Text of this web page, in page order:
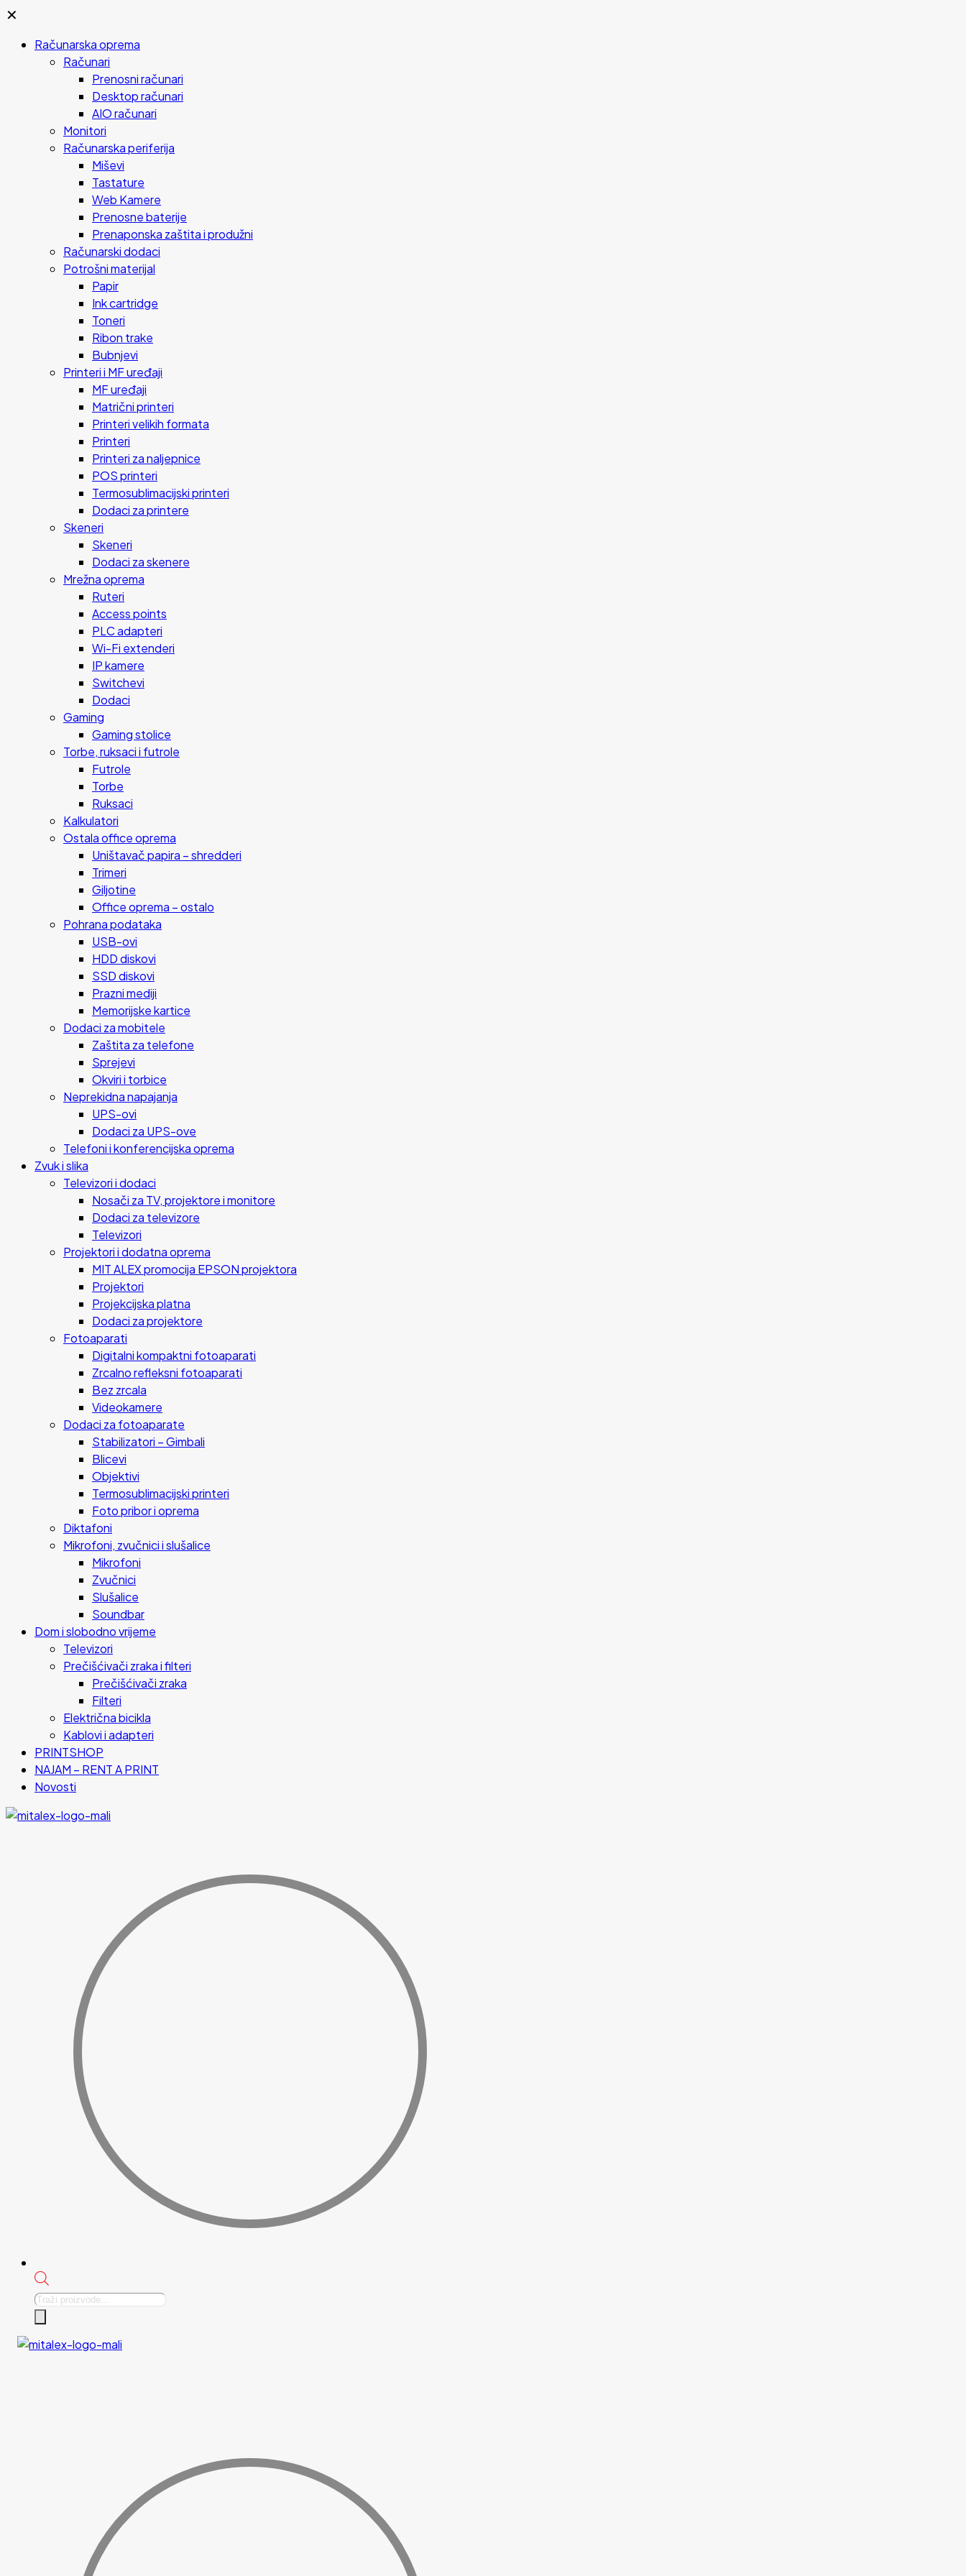
✕
Računarska oprema
Računari
Prenosni računari
Desktop računari
AIO računari
Monitori
Računarska periferija
Miševi
Tastature
Web Kamere
Prenosne baterije
Prenaponska zaštita i produžni
Računarski dodaci
Potrošni materijal
Papir
Ink cartridge
Toneri
Ribon trake
Bubnjevi
Printeri i MF uređaji
MF uređaji
Matrični printeri
Printeri velikih formata
Printeri
Printeri za naljepnice
POS printeri
Termosublimacijski printeri
Dodaci za printere
Skeneri
Skeneri
Dodaci za skenere
Mrežna oprema
Ruteri
Access points
PLC adapteri
Wi-Fi extenderi
IP kamere
Switchevi
Dodaci
Gaming
Gaming stolice
Torbe, ruksaci i futrole
Futrole
Torbe
Ruksaci
Kalkulatori
Ostala office oprema
Uništavač papira – shredderi
Trimeri
Giljotine
Office oprema – ostalo
Pohrana podataka
USB-ovi
HDD diskovi
SSD diskovi
Prazni mediji
Memorijske kartice
Dodaci za mobitele
Zaštita za telefone
Sprejevi
Okviri i torbice
Neprekidna napajanja
UPS-ovi
Dodaci za UPS-ove
Telefoni i konferencijska oprema
Zvuk i slika
Televizori i dodaci
Nosači za TV, projektore i monitore
Dodaci za televizore
Televizori
Projektori i dodatna oprema
MIT ALEX promocija EPSON projektora
Projektori
Projekcijska platna
Dodaci za projektore
Fotoaparati
Digitalni kompaktni fotoaparati
Zrcalno refleksni fotoaparati
Bez zrcala
Videokamere
Dodaci za fotoaparate
Stabilizatori – Gimbali
Blicevi
Objektivi
Termosublimacijski printeri
Foto pribor i oprema
Diktafoni
Mikrofoni, zvučnici i slušalice
Mikrofoni
Zvučnici
Slušalice
Soundbar
Dom i slobodno vrijeme
Televizori
Prečišćivači zraka i filteri
Prečišćivači zraka
Filteri
Električna bicikla
Kablovi i adapteri
PRINTSHOP
NAJAM – RENT A PRINT
Novosti
Products
search